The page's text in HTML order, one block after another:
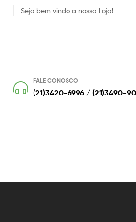
Seja bem vindo a nossa Loja!
FALE CONOSCO
(21)3420-6996 / (21)3490-